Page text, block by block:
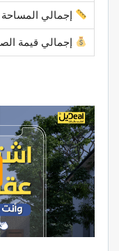
إجمالي المساحة
إجمالي قيمة